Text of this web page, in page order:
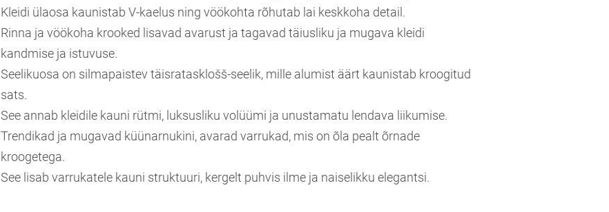
Kleidi ülaosa kaunistab V-kaelus ning vöökohta rõhutab lai keskkoha detail.
Rinna ja vöökoha krooked lisavad avarust ja tagavad täiusliku ja mugava kleidi
kandmise ja istuvuse.
Seelikuosa on silmapaistev täisratasklošš-seelik, mille alumist äärt kaunistab kroogitud
sats.
See annab kleidile kauni rütmi, luksusliku volüümi ja unustamatu lendava liikumise.
Trendikad ja mugavad küünarnukini, avarad varrukad, mis on õla pealt õrnade
kroogetega.
See lisab varrukatele kauni struktuuri, kergelt puhvis ilme ja naiselikku elegantsi.